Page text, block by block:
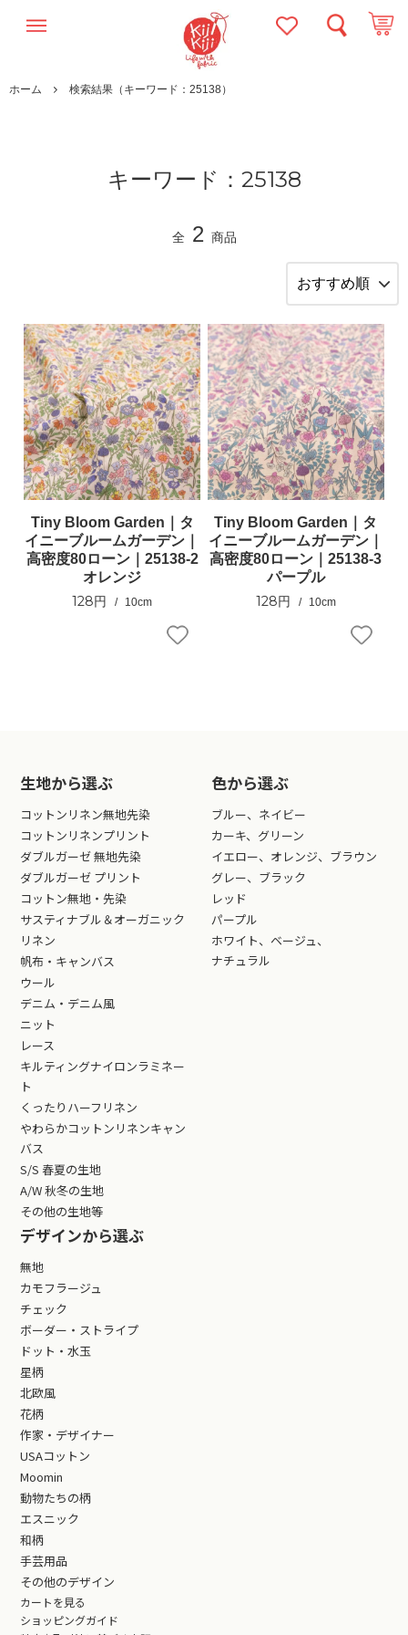
ホーム 検索結果（キーワード：25138）
キーワード：25138
全 2 商品
Tiny Bloom Garden｜タ
イニーブルームガーデン｜
高密度80ローン｜25138-2
オレンジ
128円 10cm
Tiny Bloom Garden｜タ
イニーブルームガーデン｜
高密度80ローン｜25138-3
パープル
128円 10cm
生地から選ぶ
コットンリネン無地先染
コットンリネンプリント
ダブルガーゼ 無地先染
ダブルガーゼ プリント
コットン無地・先染
サスティナブル＆オーガニック
リネン
帆布・キャンバス
ウール
デニム・デニム風
ニット
レース
キルティングナイロンラミネー
ト
くったりハーフリネン
やわらかコットンリネンキャン
バス
S/S 春夏の生地
A/W 秋冬の生地
その他の生地等
色から選ぶ
ブルー、ネイビー
カーキ、グリーン
イエロー、オレンジ、ブラウン
グレー、ブラック
レッド
パープル
ホワイト、ベージュ、
ナチュラル
デザインから選ぶ
無地
カモフラージュ
チェック
ボーダー・ストライプ
ドット・水玉
星柄
北欧風
花柄
作家・デザイナー
USAコットン
Moomin
動物たちの柄
エスニック
和柄
手芸用品
その他のデザイン
カートを見る
ショッピングガイド